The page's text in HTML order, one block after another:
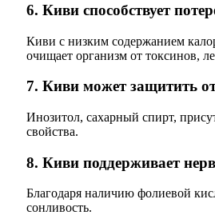
6. Киви способствует
Киви с низким содержанием
очищает организм от токсинов,
7. Киви может защитить
Инозитол, сахарный спирт,
свойства.
8. Киви поддерживает
Благодаря наличию фолиевой
сонливость.